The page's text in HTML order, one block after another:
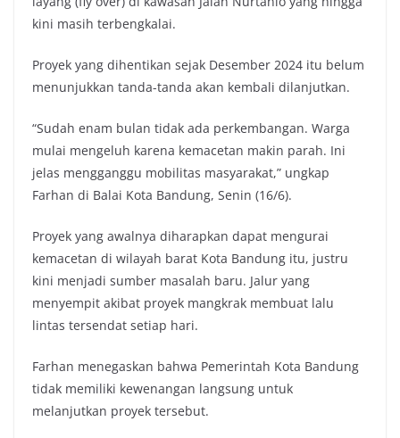
kini masih terbengkalai.
Proyek yang dihentikan sejak Desember 2024 itu belum
menunjukkan tanda-tanda akan kembali dilanjutkan.
“Sudah enam bulan tidak ada perkembangan. Warga
mulai mengeluh karena kemacetan makin parah. Ini
jelas mengganggu mobilitas masyarakat,” ungkap
Farhan di Balai Kota Bandung, Senin (16/6).
Proyek yang awalnya diharapkan dapat mengurai
kemacetan di wilayah barat Kota Bandung itu, justru
kini menjadi sumber masalah baru. Jalur yang
menyempit akibat proyek mangkrak membuat lalu
lintas tersendat setiap hari.
Farhan menegaskan bahwa Pemerintah Kota Bandung
tidak memiliki kewenangan langsung untuk
melanjutkan proyek tersebut.